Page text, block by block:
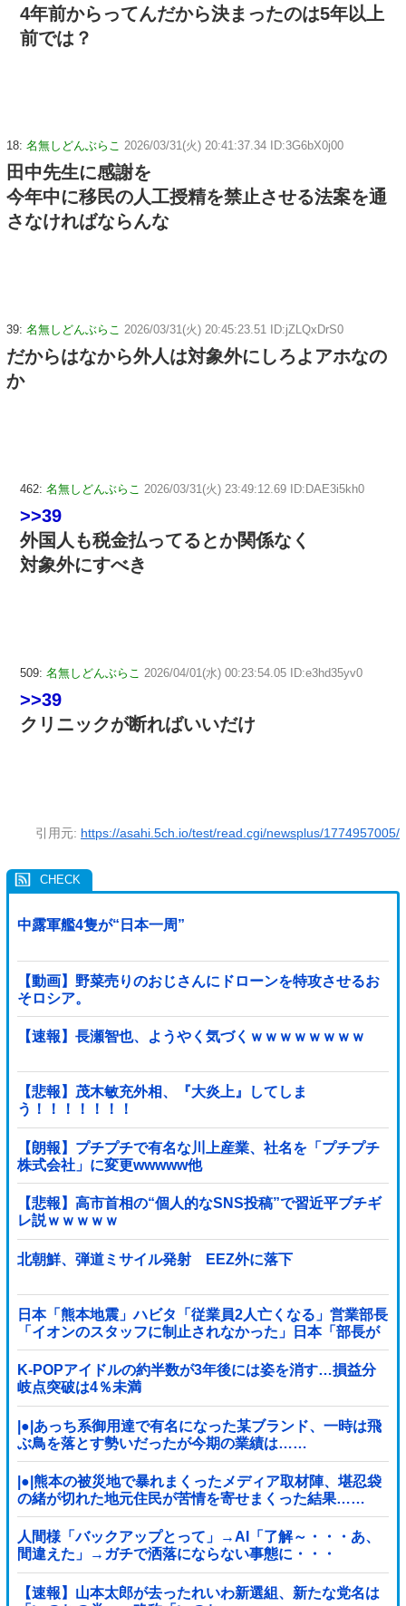
4年前からってんだから決まったのは5年以上
前では？
18: 名無しどんぶらこ 2026/03/31(火) 20:41:37.34 ID:3G6bX0j00
田中先生に感謝を
今年中に移民の人工授精を禁止させる法案を通
さなければならんな
39: 名無しどんぶらこ 2026/03/31(火) 20:45:23.51 ID:jZLQxDrS0
だからはなから外人は対象外にしろよアホなの
か
462: 名無しどんぶらこ 2026/03/31(火) 23:49:12.69 ID:DAE3i5kh0
>>39
外国人も税金払ってるとか関係なく
対象外にすべき
509: 名無しどんぶらこ 2026/04/01(水) 00:23:54.05 ID:e3hd35yv0
>>39
クリニックが断ればいいだけ
引用元: https://asahi.5ch.io/test/read.cgi/newsplus/1774957005/
中露軍艦4隻が“日本一周”
【動画】野菜売りのおじさんにドローンを特攻させるお
そロシア。
【速報】長瀬智也、ようやく気づくｗｗｗｗｗｗｗｗ
【悲報】茂木敏充外相、『大炎上』してしま
う！！！！！！！
【朗報】プチプチで有名な川上産業、社名を「プチプチ
株式会社」に変更wwwww他
【悲報】高市首相の“個人的なSNS投稿”で習近平ブチギ
レ説ｗｗｗｗｗ
北朝鮮、弾道ミサイル発射 EEZ外に落下
日本「熊本地震」ハビタ「従業員2人亡くなる」営業部長
「イオンのスタッフに制止されなかった」日本「部長が
連絡後の店員行動を証言（謎」イオン「再入館可能の事
実ない」→
K-POPアイドルの約半数が3年後には姿を消す…損益分
岐点突破は4％未満
|●|あっち系御用達で有名になった某ブランド、一時は飛
ぶ鳥を落とす勢いだったが今期の業績は……
|●|熊本の被災地で暴れまくったメディア取材陣、堪忍袋
の緒が切れた地元住民が苦情を寄せまくった結果……
人間様「バックアップとって」→AI「了解～・・・あ、
間違えた」→ガチで洒落にならない事態に・・・
【速報】山本太郎が去ったれいわ新選組、新たな党名は